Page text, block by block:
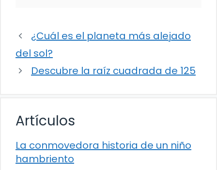
¿Cuál es el planeta más alejado
del sol?
Descubre la raíz cuadrada de 125
Artículos
La conmovedora historia de un niño
hambriento